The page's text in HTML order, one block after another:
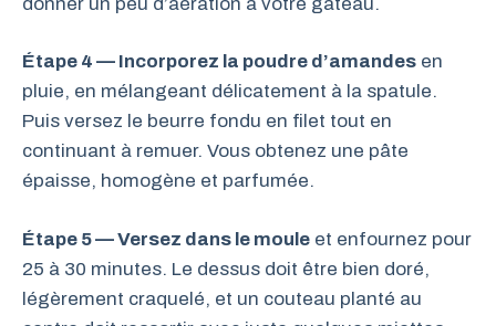
Étape 4 — Incorporez la poudre d’amandes en
pluie, en mélangeant délicatement à la spatule.
Puis versez le beurre fondu en filet tout en
continuant à remuer. Vous obtenez une pâte
épaisse, homogène et parfumée.
Étape 5 — Versez dans le moule et enfournez pour
25 à 30 minutes. Le dessus doit être bien doré,
légèrement craquelé, et un couteau planté au